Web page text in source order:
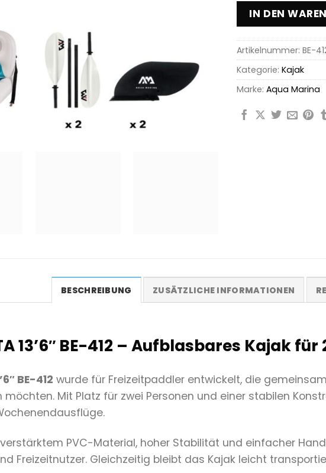
BETTA
-
412
Menge
IN DEN
Artikelnummer: BE-
Kategorie: Kajak
Marke: Aqua Marina
BESCHREIBUNG ZUSÄTZLICHE INFORMATIONEN
13’6″ BE-412 – Aufblasbares Kajak für
BE-412 wurde für Freizeitpaddler entwickelt, die
Mit Platz für zwei Personen und einer stabilen
PVC-Material, hoher Stabilität und einfacher
Freizeitnutzer. Gleichzeitig bleibt das Kajak leicht